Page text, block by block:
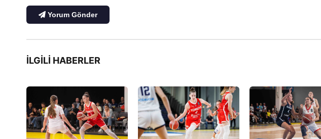
Yorum Gönder
İLGILI HABERLER